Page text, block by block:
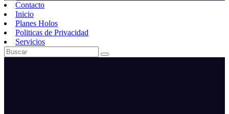
Contacto
Inicio
Planes Holos
Politicas de Privacidad
Servicios